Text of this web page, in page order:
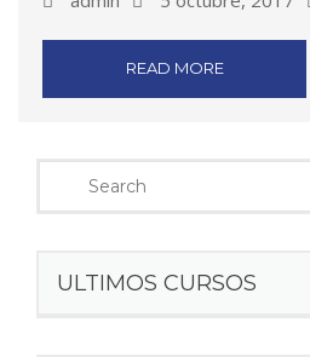
READ MORE
ULTIMOS CURSOS